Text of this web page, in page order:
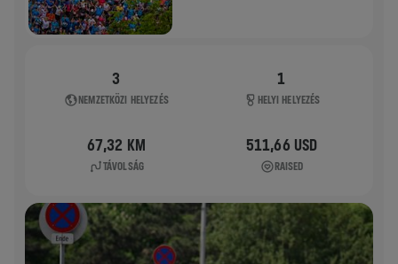
3
NEMZETKÖZI HELYEZÉS
1
HELYI HELYEZÉS
67,32 KM
TÁVOLSÁG
511,66 USD
RAISED